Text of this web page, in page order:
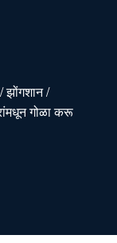
झोंगशान /
गोळा करू